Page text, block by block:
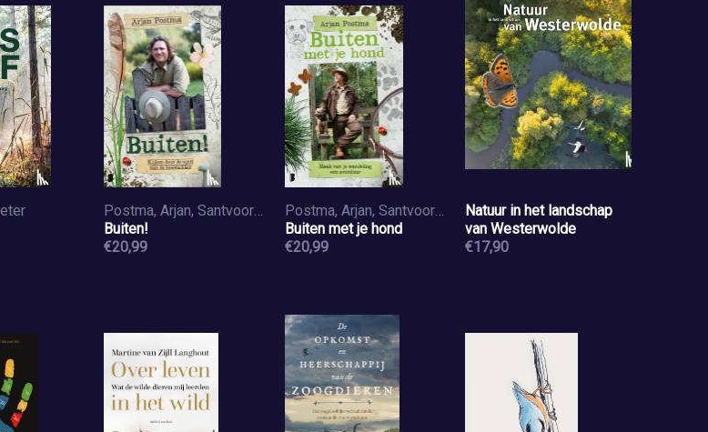
Postma, Arjan, Santvoord, Koen van
Buiten!
€20,99
Postma, Arjan, Santvoord, Koen van
Buiten met je hond
€20,99
Natuur in het landschap
van Westerwolde
€17,90